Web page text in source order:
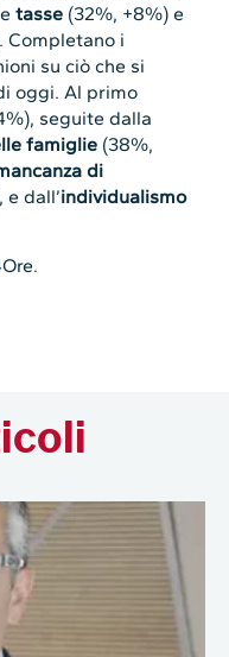
tasse (32%, +8%) e
Completano i
su ciò che si
oggi. Al primo
seguite dalla
famiglie (38%,
di
e dall’individualismo